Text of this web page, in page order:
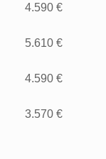
4.590 €
5.610 €
4.590 €
3.570 €